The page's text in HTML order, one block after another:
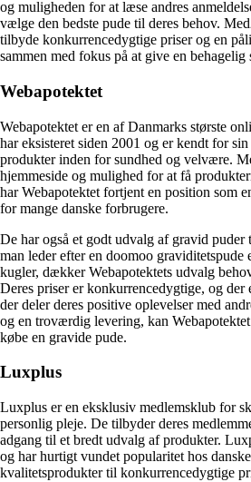
og muligheden for at læse andres
vælge den bedste pude til deres behov.
tilbyde konkurrencedygtige priser og en
sammen med fokus på at give en behagelig
Webapotektet
Webapotektet er en af Danmarks største
har eksisteret siden 2001 og er kendt for
produkter inden for sundhed og velvære.
hjemmeside og mulighed for at få
har Webapotektet fortjent en position som
for mange danske forbrugere.
De har også et godt udvalg af gravid
man leder efter en doomoo graviditetspude
kugler, dækker Webapotektets udvalg
Deres priser er konkurrencedygtige, og der
der deler deres positive oplevelser med
og en troværdig levering, kan
købe en gravide pude.
Luxplus
Luxplus er en eksklusiv medlemsklub for
personlig pleje. De tilbyder deres
adgang til et bredt udvalg af produkter.
og har hurtigt vundet popularitet hos
kvalitetsprodukter til konkurrencedygtige